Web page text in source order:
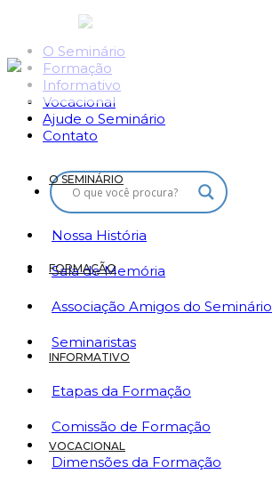
O SEMINÁRIO
FORMAÇÃO
INFORMATIVO
VOCACIONAL
O Seminário
Formação
Informativo
Vocacional
Ajude o Seminário
Contato
Nossa História
Sala de Memória
Associação Amigos do Seminário
Seminaristas
Etapas da Formação
Comissão de Formação
Dimensões da Formação